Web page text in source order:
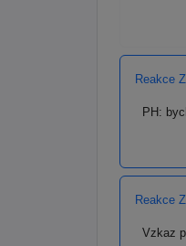
Reakce
PH:
Reakce
Vzkaz